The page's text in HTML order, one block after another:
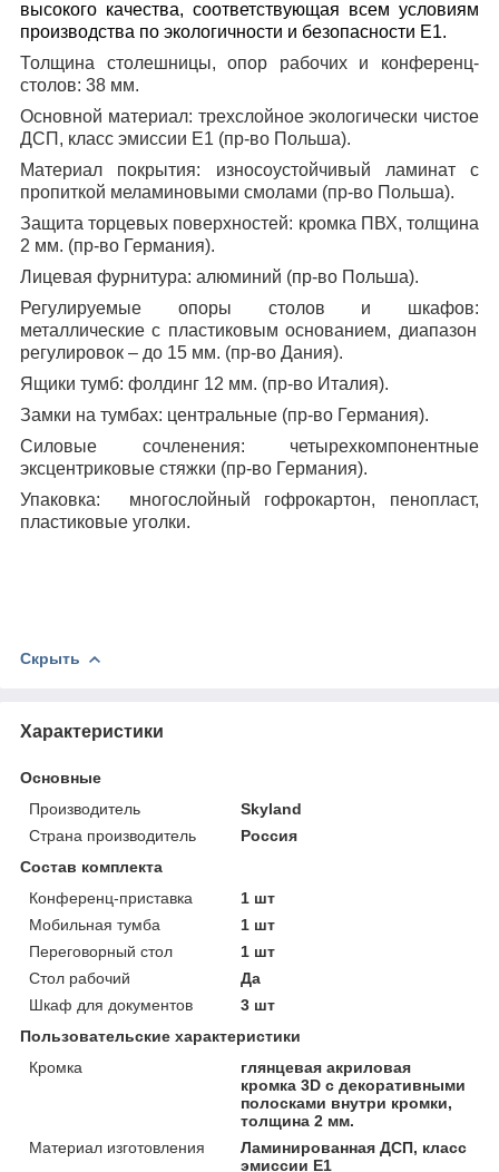
высокого качества, соответствующая всем условиям
производства по экологичности и безопасности Е1.
Толщина столешницы, опор рабочих и конференц-
столов: 38 мм.
Основной материал: трехслойное экологически чистое
ДСП, класс эмиссии Е1 (пр-во Польша).
Материал покрытия: износоустойчивый ламинат с
пропиткой меламиновыми смолами (пр-во Польша).
Защита торцевых поверхностей: кромка ПВХ, толщина
2 мм. (пр-во Германия).
Лицевая фурнитура: алюминий (пр-во Польша).
Регулируемые опоры столов и шкафов:
металлические с пластиковым основанием, диапазон
регулировок – до 15 мм. (пр-во Дания).
Ящики тумб: фолдинг 12 мм. (пр-во Италия).
Замки на тумбах: центральные (пр-во Германия).
Силовые сочленения: четырехкомпонентные
эксцентриковые стяжки (пр-во Германия).
Упаковка: многослойный гофрокартон, пенопласт,
пластиковые уголки.
Скрыть
Характеристики
Основные
Производитель
Skyland
Страна производитель
Россия
Состав комплекта
Конференц-приставка
1 шт
Мобильная тумба
1 шт
Переговорный стол
1 шт
Стол рабочий
Да
Шкаф для документов
3 шт
Пользовательские характеристики
Кромка
глянцевая акриловая
кромка 3D с декоративными
полосками внутри кромки,
толщина 2 мм.
Материал изготовления
Ламинированная ДСП, класс
эмиссии Е1